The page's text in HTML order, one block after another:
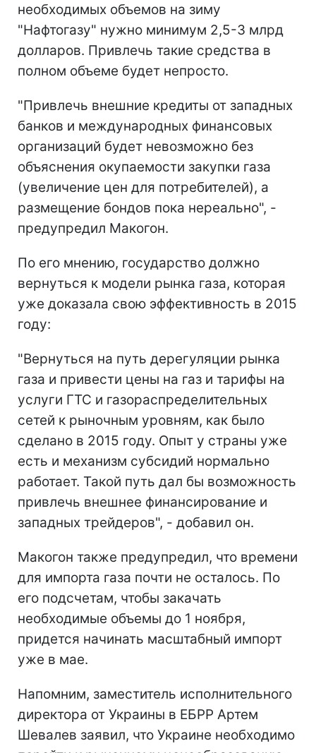
необходимых объемов на зиму
"Нафтогазу" нужно минимум 2,5-3 млрд
долларов. Привлечь такие средства в
полном объеме будет непросто.
"Привлечь внешние кредиты от западных
банков и международных финансовых
организаций будет невозможно без
объяснения окупаемости закупки газа
(увеличение цен для потребителей), а
размещение бондов пока нереально", -
предупредил Макогон.
По его мнению, государство должно
вернуться к модели рынка газа, которая
уже доказала свою эффективность в 2015
году:
"Вернуться на путь дерегуляции рынка
газа и привести цены на газ и тарифы на
услуги ГТС и газораспределительных
сетей к рыночным уровням, как было
сделано в 2015 году. Опыт у страны уже
есть и механизм субсидий нормально
работает. Такой путь дал бы возможность
привлечь внешнее финансирование и
западных трейдеров", - добавил он.
Макогон также предупредил, что времени
для импорта газа почти не осталось. По
его подсчетам, чтобы закачать
необходимые объемы до 1 ноября,
придется начинать масштабный импорт
уже в мае.
Напомним, заместитель исполнительного
директора от Украины в ЕБРР Артем
Шевалев заявил, что Украине необходимо